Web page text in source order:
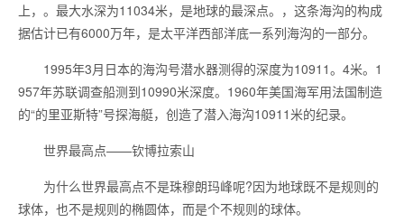
上，。最大水深为11034米，是地球的最深点。，这条海沟的构成
据估计已有6000万年，是太平洋西部洋底一系列海沟的一部分。
1995年3月日本的海沟号潜水器测得的深度为10911。4米。1
957年苏联调查船测到10990米深度。1960年美国海军用法国制造
的“的里亚斯特”号探海艇，创造了潜入海沟10911米的纪录。
世界最高点——钦博拉索山
为什么世界最高点不是珠穆朗玛峰呢?因为地球既不是规则的
球体，也不是规则的椭圆体，而是个不规则的球体。